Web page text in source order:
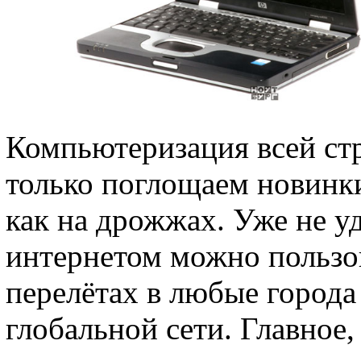
Компьютеризация всей
только поглощаем
как на дрожжах. Уже не
интернетом можно
перелётах в любые
глобальной сети.